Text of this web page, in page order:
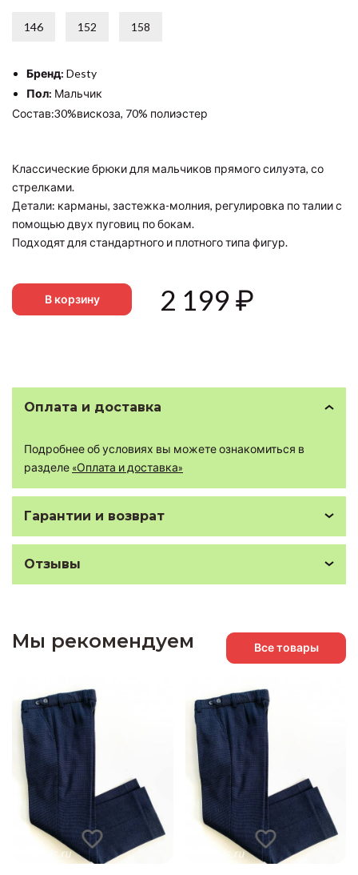
146 152 158
Бренд: Desty
Пол: Мальчик
Состав:30%вискоза, 70% полиэстер
Классические брюки для мальчиков прямого силуэта, со
стрелками.
Детали: карманы, застежка-молния, регулировка по талии с
помощью двух пуговиц по бокам.
Подходят для стандартного и плотного типа фигур.
В корзину 2 199₽
Оплата и доставка
Подробнее об условиях вы можете ознакомиться в
разделе «Оплата и доставка»
Гарантии и возврат
Отзывы
Мы рекомендуем Все товары